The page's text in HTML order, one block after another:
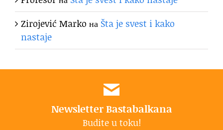
Zirojević Marko на Šta je svest i kako
nastaje
Newsletter Bastabalkana
Budite u toku!